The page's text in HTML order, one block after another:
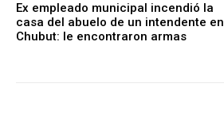
Ex empleado municipal incendió la
casa del abuelo de un intendente en
Chubut: le encontraron armas